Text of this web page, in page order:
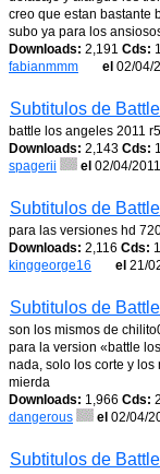
creo que estan bastante
subo ya para los
Downloads: 2,191 Cds: 1
fabianmmm
el 02/04/
Subtitulos de
battle los angeles 2011
Downloads: 2,143 Cds: 1
spagerii
el 02/04/2011
Subtitulos de
para las versiones hd
Downloads: 2,116 Cds: 1
kinggeorge16
el 21/
Subtitulos de
son los mismos de
para la version «battle
nada, solo los corte y
mierda
Downloads: 1,966 Cds: 2
dangerous
el 02/04/
Subtitulos de